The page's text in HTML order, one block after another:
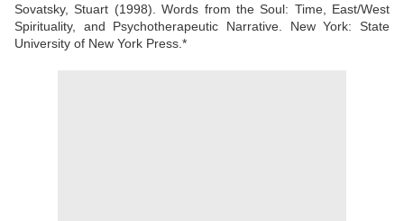
Sovatsky, Stuart (1998). Words from the Soul: Time, East/West
Spirituality, and Psychotherapeutic Narrative. New York: State
University of New York Press.*